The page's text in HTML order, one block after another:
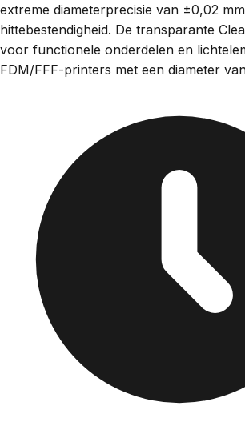
extreme diameterprecisie van ±0,02
hittebestendigheid. De transparante
voor functionele onderdelen en
FDM/FFF-printers met een diameter